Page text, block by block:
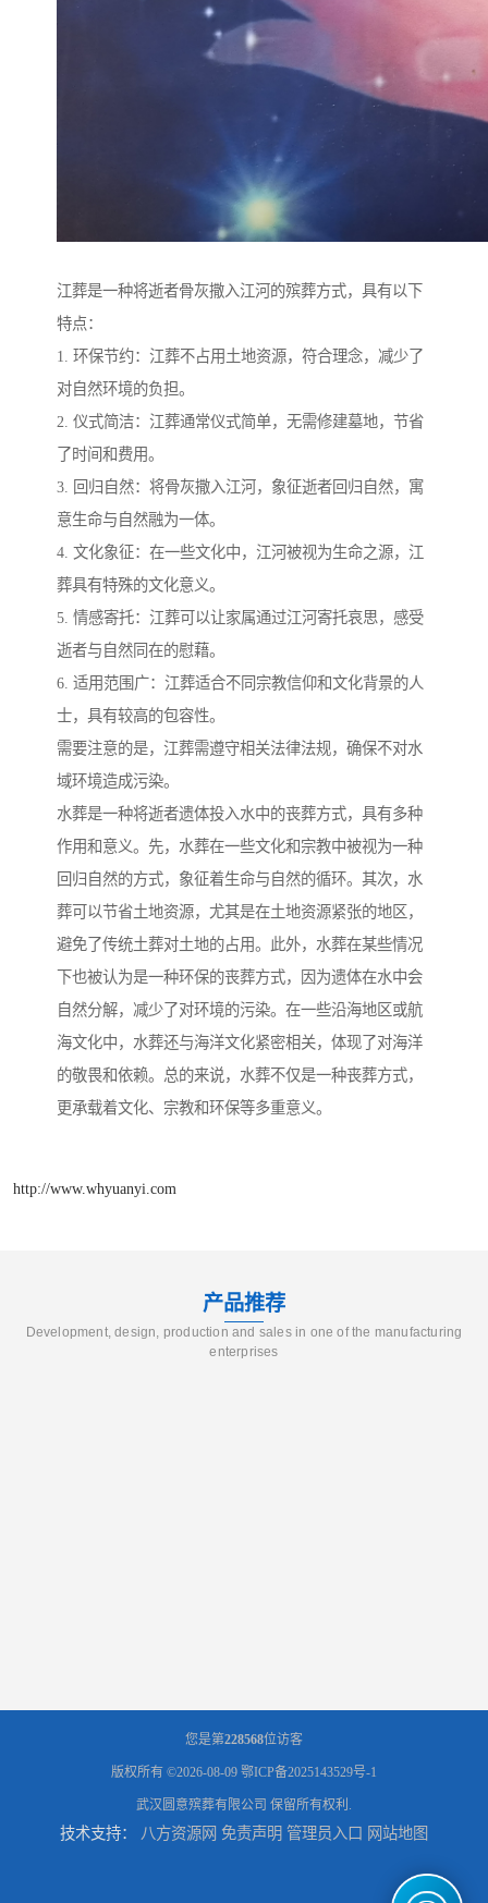
江葬是一种将逝者骨灰撒入江河的殡葬方式，具有以下
特点：
1. 环保节约：江葬不占用土地资源，符合理念，减少了
对自然环境的负担。
2. 仪式简洁：江葬通常仪式简单，无需修建墓地，节省
了时间和费用。
3. 回归自然：将骨灰撒入江河，象征逝者回归自然，寓
意生命与自然融为一体。
4. 文化象征：在一些文化中，江河被视为生命之源，江
葬具有特殊的文化意义。
5. 情感寄托：江葬可以让家属通过江河寄托哀思，感受
逝者与自然同在的慰藉。
6. 适用范围广：江葬适合不同宗教信仰和文化背景的人
士，具有较高的包容性。
需要注意的是，江葬需遵守相关法律法规，确保不对水
域环境造成污染。
水葬是一种将逝者遗体投入水中的丧葬方式，具有多种
作用和意义。先，水葬在一些文化和宗教中被视为一种
回归自然的方式，象征着生命与自然的循环。其次，水
葬可以节省土地资源，尤其是在土地资源紧张的地区，
避免了传统土葬对土地的占用。此外，水葬在某些情况
下也被认为是一种环保的丧葬方式，因为遗体在水中会
自然分解，减少了对环境的污染。在一些沿海地区或航
海文化中，水葬还与海洋文化紧密相关，体现了对海洋
的敬畏和依赖。总的来说，水葬不仅是一种丧葬方式，
更承载着文化、宗教和环保等多重意义。
http://www.whyuanyi.com
产品推荐
Development, design, production and sales in one of the manufacturing
enterprises
您是第228568位访客
版权所有 ©2026-08-09 鄂ICP备2025143529号-1
武汉圆意殡葬有限公司 保留所有权利.
技术支持： 八方资源网 免责声明 管理员入口 网站地图